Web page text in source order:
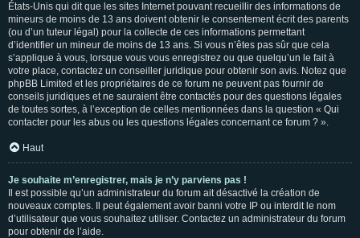
États-Unis qui dit que les sites Internet pouvant recueillir des informations de
mineurs de moins de 13 ans doivent obtenir le consentement écrit des parents
(ou d’un tuteur légal) pour la collecte de ces informations permettant
d’identifier un mineur de moins de 13 ans. Si vous n’êtes pas sûr que cela
s’applique à vous, lorsque vous vous enregistrez ou que quelqu’un le fait à
votre place, contactez un conseiller juridique pour obtenir son avis. Notez que
phpBB Limited et les propriétaires de ce forum ne peuvent pas fournir de
conseils juridiques et ne sauraient être contactés pour des questions légales
de toutes sortes, à l’exception de celles mentionnées dans la question « Qui
contacter pour les abus ou les questions légales concernant ce forum ? ».
Haut
Je souhaite m’enregistrer, mais je n’y parviens pas !
Il est possible qu’un administrateur du forum ait désactivé la création de
nouveaux comptes. Il peut également avoir banni votre IP ou interdit le nom
d’utilisateur que vous souhaitez utiliser. Contactez un administrateur du forum
pour obtenir de l’aide.